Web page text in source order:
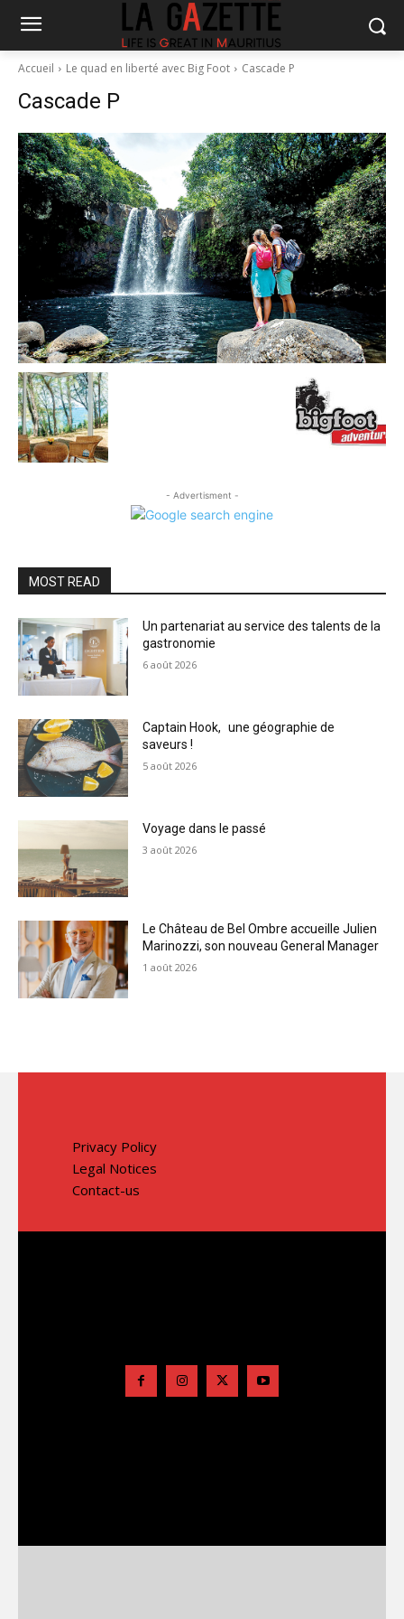
Accueil Le quad en liberté avec Big Foot Cascade P
Cascade P
- Advertisment -
MOST READ
Un partenariat au service des talents de la
gastronomie
6 août 2026
Captain Hook, une géographie de
saveurs !
5 août 2026
Voyage dans le passé
3 août 2026
Le Château de Bel Ombre accueille Julien
Marinozzi, son nouveau General Manager
1 août 2026
Privacy Policy
Legal Notices
Contact-us